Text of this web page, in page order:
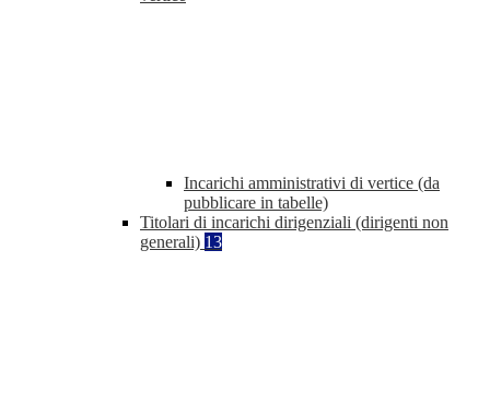
Incarichi amministrativi di vertice (da
pubblicare in tabelle)
Titolari di incarichi dirigenziali (dirigenti non
generali) 13